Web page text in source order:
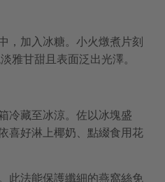
，加入冰糖。小火燉煮片刻
雅甘甜且表面泛出光澤。
冷藏至冰涼。佐以冰塊盛
喜好淋上椰奶、點綴食用花
此法能保護纖細的燕窩絲免